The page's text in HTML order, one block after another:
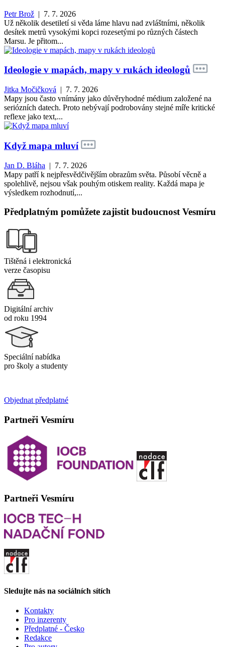
Petr Brož | 7. 7. 2026
Už několik desetiletí si věda láme hlavu nad zvláštními, několik
desítek metrů vysokými kopci rozesetými po různých částech
Marsu. Je přitom...
Ideologie v mapách, mapy v rukách ideologů
Jitka Močičková | 7. 7. 2026
Mapy jsou často vnímány jako důvěryhodné médium založené na
seriózních datech. Proto nebývají podrobovány stejné míře kritické
reflexe jako text,...
Když mapa mluví
Jan D. Bláha | 7. 7. 2026
Mapy patří k nejpřesvědčivějším obrazům světa. Působí věcně a
spolehlivě, nejsou však pouhým otiskem reality. Každá mapa je
výsledkem rozhodnutí,...
Předplatným pomůžete zajistit budoucnost Vesmíru
Tištěná i elektronická
verze časopisu
Digitální archiv
od roku 1994
Speciální nabídka
pro školy a studenty
Objednat předplatné
Partneři Vesmíru
Partneři Vesmíru
Sledujte nás na sociálních sítích
Kontakty
Pro inzerenty
Předplatné - Česko
Redakce